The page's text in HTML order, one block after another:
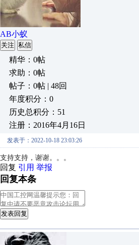
AB小蚁
关注 私信
精华：0帖
求助：0帖
帖子：0帖 | 48回
年度积分：0
历史总积分：51
注册：2016年4月16日
发表于：2022-10-18 23:03:26
支持支持，谢谢。。。
回复 引用 举报
回复本条
发表回复